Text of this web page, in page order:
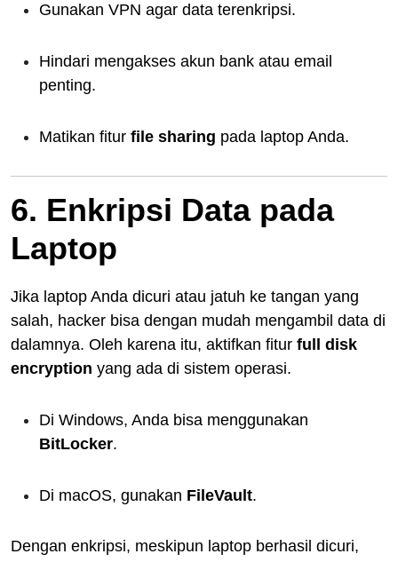
Gunakan VPN agar data terenkripsi.
Hindari mengakses akun bank atau email
penting.
Matikan fitur file sharing pada laptop Anda.
6. Enkripsi Data pada
Laptop
Jika laptop Anda dicuri atau jatuh ke tangan yang
salah, hacker bisa dengan mudah mengambil data di
dalamnya. Oleh karena itu, aktifkan fitur full disk
encryption yang ada di sistem operasi.
Di Windows, Anda bisa menggunakan
BitLocker.
Di macOS, gunakan FileVault.
Dengan enkripsi, meskipun laptop berhasil dicuri,